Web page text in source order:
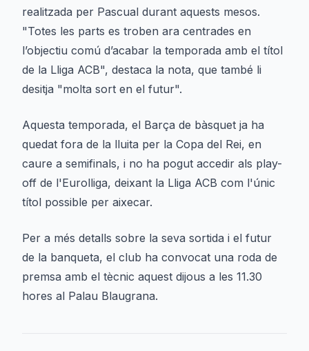
realitzada per Pascual durant aquests mesos.
"Totes les parts es troben ara centrades en
l’objectiu comú d’acabar la temporada amb el títol
de la Lliga ACB", destaca la nota, que també li
desitja "molta sort en el futur".
Aquesta temporada, el Barça de bàsquet ja ha
quedat fora de la lluita per la Copa del Rei, en
caure a semifinals, i no ha pogut accedir als play-
off de l'Eurolliga, deixant la Lliga ACB com l'únic
títol possible per aixecar.
Per a més detalls sobre la seva sortida i el futur
de la banqueta, el club ha convocat una roda de
premsa amb el tècnic aquest dijous a les 11.30
hores al Palau Blaugrana.